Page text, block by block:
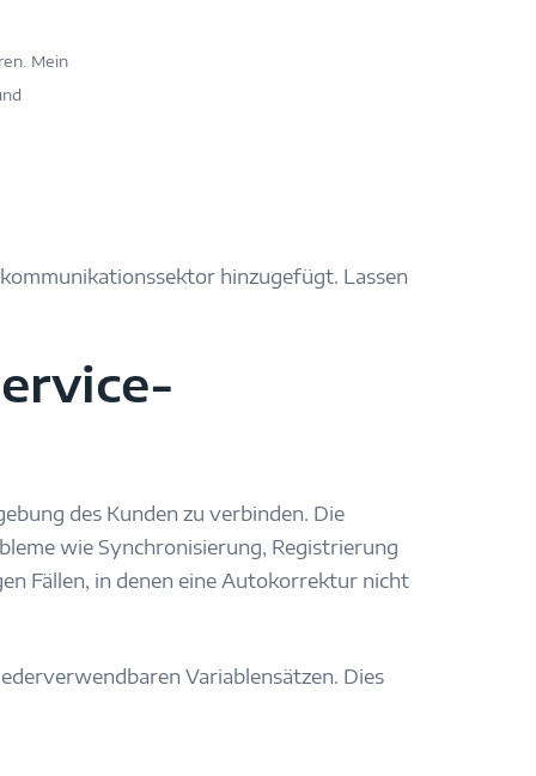
Mein
hinzugefügt. Lassen
des Kunden zu verbinden. Die
wie Synchronisierung, Registrierung
Fällen, in denen eine Autokorrektur nicht
Variablensätzen. Dies